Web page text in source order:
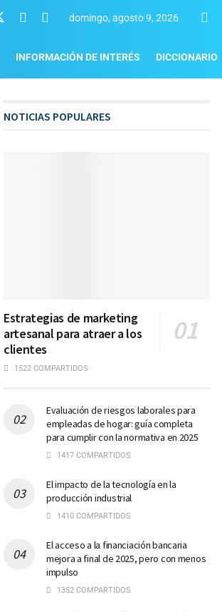
domingo, agosto 9, 2026
INFORMACIÓN DE INTERÉS DICCIONARIO
NOTICIAS POPULARES
Estrategias de marketing
artesanal para atraer a los
clientes
1522 COMPARTIDOS
Evaluación de riesgos laborales para
empleadas de hogar: guía completa
para cumplir con la normativa en 2025
1417 COMPARTIDOS
El impacto de la tecnología en la
producción industrial
1410 COMPARTIDOS
El acceso a la financiación bancaria
mejora a final de 2025, pero con menos
impulso
1352 COMPARTIDOS